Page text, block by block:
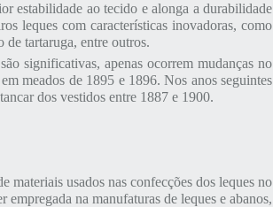
estabilidade ao tecido e alonga a durabilidade
leques com características inovadoras, como
de tartaruga, entre outros.
significativas, apenas ocorrem mudanças no
meados de 1895 e 1896. Nos anos seguintes
dos vestidos entre 1887 e 1900.
materiais usados nas confecções dos leques no
na manufaturas de leques e abanos,